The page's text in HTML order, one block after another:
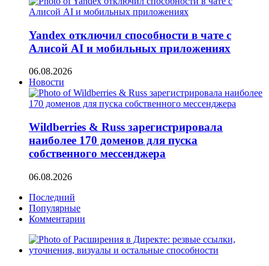
Yandex отключил способности в чате с
Алисой AI и мобильных приложениях
06.08.2026
Новости
Wildberries & Russ зарегистрировала
наиболее 170 доменов для пуска
собственного мессенджера
06.08.2026
Последний
Популярные
Комментарии